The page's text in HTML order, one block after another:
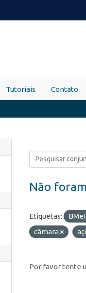
Tutoriais Contato
Não
Etiquetas:
câmara
Por favor tente